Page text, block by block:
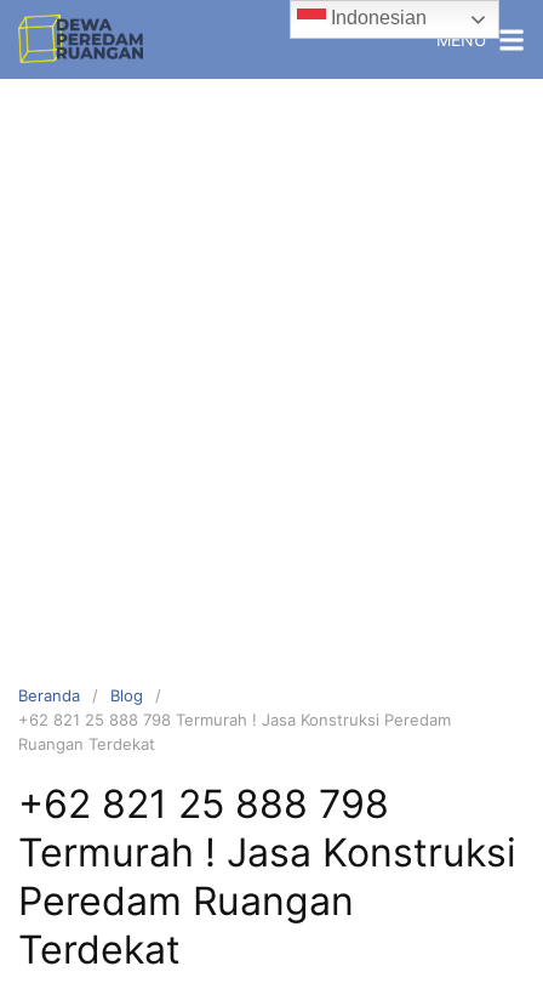
MENU
Beranda
Blog
+62 821 25 888 798 Termurah ! Jasa Konstruksi Peredam
Ruangan Terdekat
+62 821 25 888 798
Termurah ! Jasa Konstruksi
Peredam Ruangan
Terdekat
Indonesian